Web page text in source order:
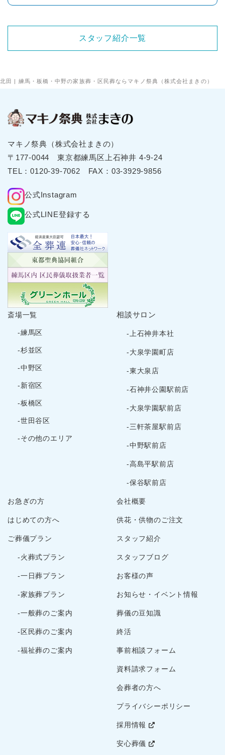
北田 | 練馬・板橋・中野の家族葬・区民葬ならマキノ祭典（株式会社まきの）
スタッフ紹介一覧
マキノ祭典（株式会社まきの）
〒177-0044 東京都練⾺区上⽯神井 4-9-24
TEL：0120-39-7062 FAX：03-3929-9856
公式Instagram
公式LINE登録する
お急ぎの方
はじめての方へ
ご葬儀プラン
-火葬式プラン
-一日葬プラン
-家族葬プラン
-一般葬のご案内
-区民葬のご案内
-福祉葬のご案内
斎場一覧
-練馬区
-杉並区
-中野区
-新宿区
-板橋区
-世田谷区
-その他のエリア
相談サロン
-上石神井本社
-大泉学園町店
-東大泉店
-石神井公園駅前店
-大泉学園駅前店
-三軒茶屋駅前店
-中野駅前店
-高島平駅前店
-保谷駅前店
会社概要
供花・供物のご注文
スタッフ紹介
スタッフブログ
お客様の声
お知らせ・イベント情報
葬儀の豆知識
終活
事前相談フォーム
資料請求フォーム
会葬者の方へ
プライバシーポリシー
採用情報
安心葬儀